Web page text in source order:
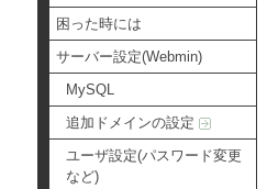
困った時には
サーバー設定(Webmin)
MySQL
追加ドメインの設定
ユーザ設定(パスワード変更
など)